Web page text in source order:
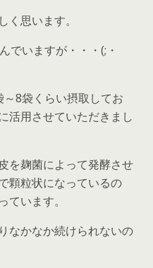
思います。
でいますが・・・(;・
8袋くらい摂取してお
活用させていただきまし
を麹菌によって発酵させ
顆粒状になっているの
います。
なかなか続けられないの